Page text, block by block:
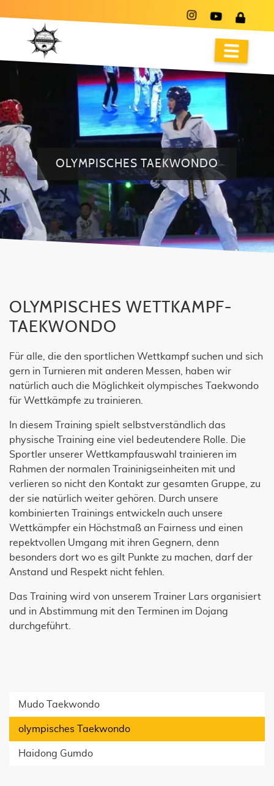
OLYMPISCHES TAEKWONDO
OLYMPISCHES WETTKAMPF-
TAEKWONDO
Für alle, die den sportlichen Wettkampf suchen und sich
gern in Turnieren mit anderen Messen, haben wir
natürlich auch die Möglichkeit olympisches Taekwondo
für Wettkämpfe zu trainieren.
In diesem Training spielt selbstverständlich das
physische Training eine viel bedeutendere Rolle. Die
Sportler unserer Wettkampfauswahl trainieren im
Rahmen der normalen Traininigseinheiten mit und
verlieren so nicht den Kontakt zur gesamten Gruppe, zu
der sie natürlich weiter gehören. Durch unsere
kombinierten Trainings entwickeln auch unsere
Wettkämpfer ein Höchstmaß an Fairness und einen
repektvollen Umgang mit ihren Gegnern, denn
besonders dort wo es gilt Punkte zu machen, darf der
Anstand und Respekt nicht fehlen.
Das Training wird von unserem Trainer Lars organisiert
und in Abstimmung mit den Terminen im Dojang
durchgeführt.
Mudo Taekwondo
olympisches Taekwondo
Haidong Gumdo